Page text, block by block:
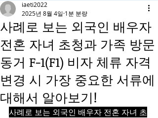
사례로 보는 외국인 배우자
전혼 자녀 초청과 가족 방문
동거 F-1(F1) 비자 체류 자격
변경 시 가장 중요한 서류에
대해서 알아보기!
iaeti2022
2025년 8월 4일 1분 분량
사례로 보는 외국인 배우자 전혼 자녀 초